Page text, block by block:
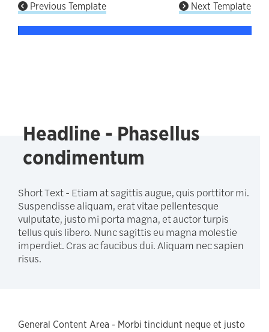
Next Template
Previous Template
Headline - Phasellus
condimentum
Short Text - Etiam at sagittis augue, quis porttitor mi.
Suspendisse aliquam, erat vitae pellentesque
vulputate, justo mi porta magna, et auctor turpis
tellus quis libero. Nunc sagittis eu magna molestie
imperdiet. Cras ac faucibus dui. Aliquam nec sapien
risus.
General Content Area - Morbi tincidunt neque et justo